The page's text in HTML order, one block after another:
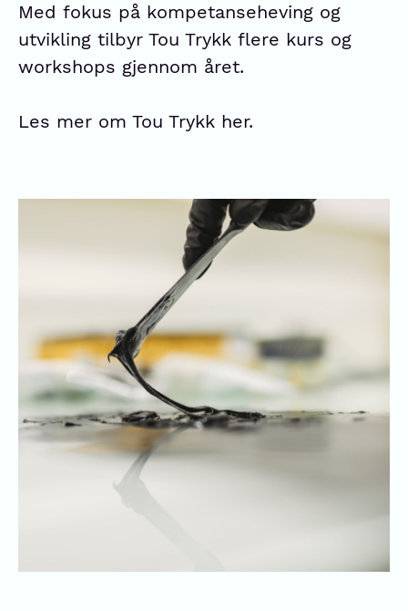
Med fokus på kompetanseheving og
utvikling tilbyr Tou Trykk flere kurs og
workshops gjennom året.
Les mer om Tou Trykk her.